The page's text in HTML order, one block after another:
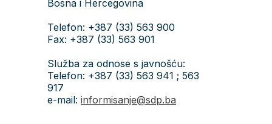
Bosna i Hercegovina
Telefon: +387 (33) 563 900
Fax: +387 (33) 563 901
Služba za odnose s javnošću:
Telefon: +387 (33) 563 941 ; 563
917
e-mail: informisanje@sdp.ba